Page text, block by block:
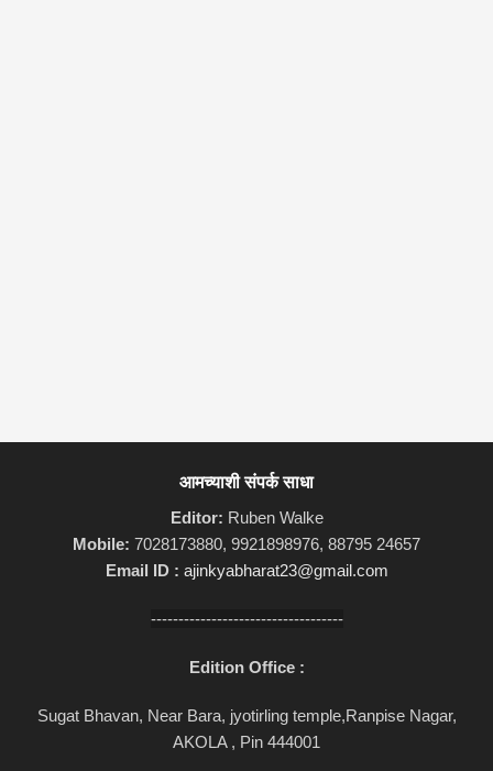
आमच्याशी संपर्क साधा
Editor: Ruben Walke
Mobile: 7028173880, 9921898976, 88795 24657
Email ID : ajinkyabharat23@gmail.com
-----------------------------------
Edition Office :
Sugat Bhavan, Near Bara, jyotirling temple,Ranpise Nagar,
AKOLA , Pin 444001